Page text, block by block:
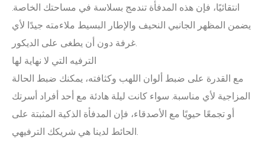
انتقائيًا، فإن هذه المدفأة تندمج بسلاسة في مساحتك الخاصة.
يضمن المظهر الجانبي النحيف والإطار البسيط ملاءمته جيدًا لأي
غرفة دون أن يطغى على الديكور.
الترفيه التي لا نهاية لها
مع القدرة على ضبط ألوان اللهب وكثافته، يمكنك ضبط الحالة
المزاجية لأي مناسبة. سواء كانت ليلة هادئة مع أحد أفراد أسرتك
أو تجمعًا حيويًا مع الأصدقاء، فإن المدفأة الذكية المثبتة على
الحائط لدينا هي شريكك الترفيهي.